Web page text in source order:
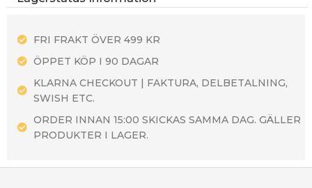
FRI FRAKT ÖVER 499 KR
ÖPPET KÖP I 90 DAGAR
KLARNA CHECKOUT | FAKTURA, DELBETALNING,
SWISH ETC.
ORDER INNAN 15:00 SKICKAS SAMMA DAG. GÄLLER
PRODUKTER I LAGER.